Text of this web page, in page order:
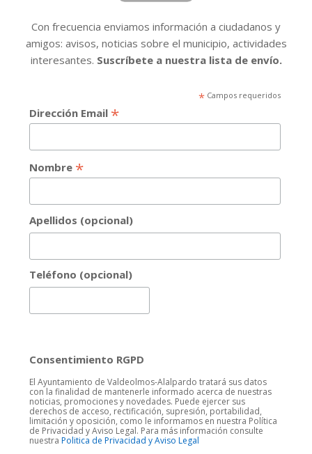
t
o
Con frecuencia enviamos información a ciudadanos y
amigos: avisos, noticias sobre el municipio, actividades
interesantes. Suscríbete a nuestra lista de envío.
*Campos requeridos
Dirección Email *
Nombre *
Apellidos (opcional)
Teléfono (opcional)
Consentimiento RGPD
El Ayuntamiento de Valdeolmos-Alalpardo tratará sus datos
con la finalidad de mantenerle informado acerca de nuestras
noticias, promociones y novedades. Puede ejercer sus
derechos de acceso, rectificación, supresión, portabilidad,
limitación y oposición, como le informamos en nuestra Política
de Privacidad y Aviso Legal. Para más información consulte
nuestra Politica de Privacidad y Aviso Legal